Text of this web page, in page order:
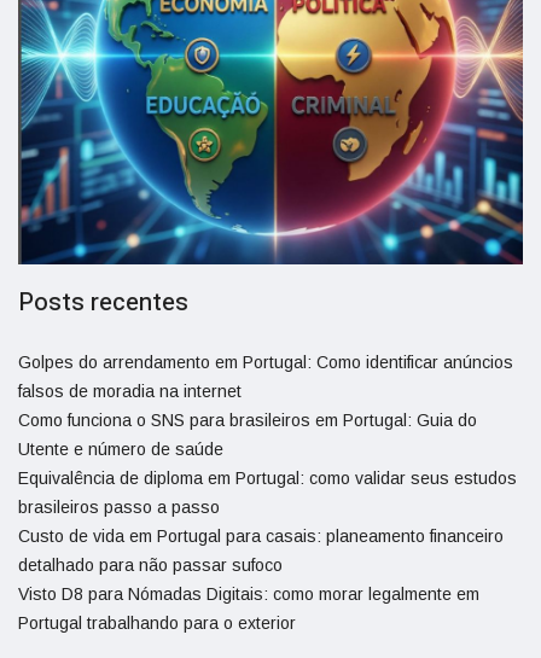
Posts recentes
Golpes do arrendamento em Portugal: Como identificar anúncios
falsos de moradia na internet
Como funciona o SNS para brasileiros em Portugal: Guia do
Utente e número de saúde
Equivalência de diploma em Portugal: como validar seus estudos
brasileiros passo a passo
Custo de vida em Portugal para casais: planeamento financeiro
detalhado para não passar sufoco
Visto D8 para Nómadas Digitais: como morar legalmente em
Portugal trabalhando para o exterior